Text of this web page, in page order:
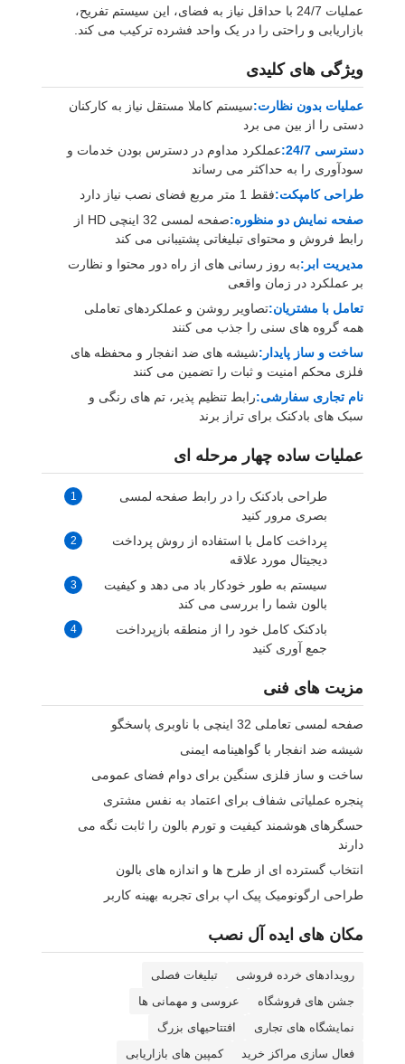
عملیات 24/7 با حداقل نیاز به فضای، این سیستم تفریح،
بازاریابی و راحتی را در یک واحد فشرده ترکیب می کند.
ویژگی های کلیدی
عملیات بدون نظارت:سیستم کاملا مستقل نیاز به کارکنان
دستی را از بین می برد
دسترسی 24/7:
عملکرد مداوم در دسترس بودن خدمات و
سودآوری را به حداکثر می رساند
طراحی کامپکت:فقط 1 متر مربع فضای نصب نیاز دارد
صفحه نمایش دو منظوره:
صفحه لمسی 32 اینچی HD از
رابط فروش و محتوای تبلیغاتی پشتیبانی می کند
مدیریت ابر:به روز رسانی های از راه دور محتوا و نظارت
بر عملکرد در زمان واقعی
تعامل با مشتریان:تصاویر روشن و عملکردهای تعاملی
همه گروه های سنی را جذب می کنند
ساخت و ساز پایدار:شیشه های ضد انفجار و محفظه های
فلزی محکم امنیت و ثبات را تضمین می کنند
نام تجاری سفارشی:رابط تنظیم پذیر، تم های رنگی و
سبک های بادکنک برای تراز برند
عملیات ساده چهار مرحله ای
طراحی بادکنک را در رابط صفحه لمسی
بصری مرور کنید
پرداخت کامل با استفاده از روش پرداخت
دیجیتال مورد علاقه
سیستم به طور خودکار باد می دهد و کیفیت
بالون شما را بررسی می کند
بادکنک کامل خود را از منطقه بازپرداخت
جمع آوری کنید
مزیت های فنی
صفحه لمسی تعاملی 32 اینچی با ناوبری پاسخگو
شیشه ضد انفجار با گواهینامه ایمنی
ساخت و ساز فلزی سنگین برای دوام فضای عمومی
پنجره عملیاتی شفاف برای اعتماد به نفس مشتری
حسگرهای هوشمند کیفیت و تورم بالون را ثابت نگه می
دارند
انتخاب گسترده ای از طرح ها و اندازه های بالون
طراحی ارگونومیک پیک اپ برای تجربه بهینه کاربر
مکان های ایده آل نصب
رویدادهای خرده فروشی
تبلیغات فصلی
جشن های فروشگاه
عروسی و مهمانی ها
نمایشگاه های تجاری
افتتاحیهای بزرگ
فعال سازی مراکز خرید
کمپین های بازاریابی